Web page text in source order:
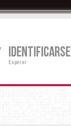
IDENTIFICARSE
Esperar